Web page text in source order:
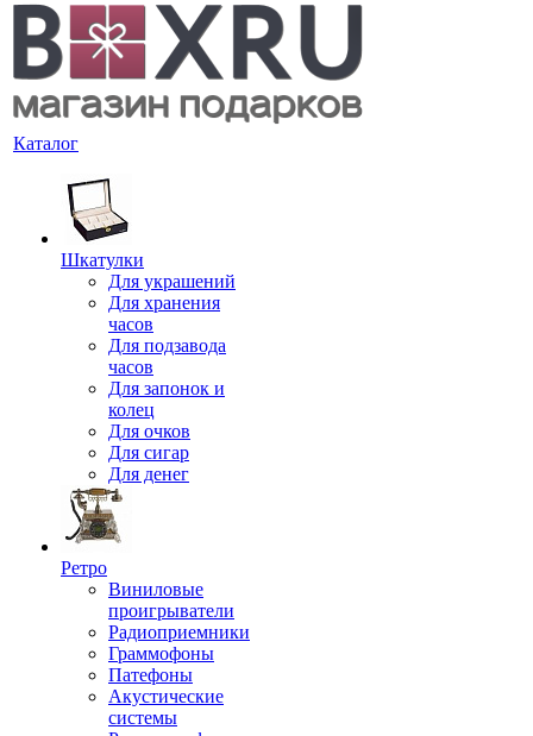
Каталог
Шкатулки
Для украшений
Для хранения
часов
Для подзавода
часов
Для запонок и
колец
Для очков
Для сигар
Для денег
Ретро
Виниловые
проигрыватели
Радиоприемники
Граммофоны
Патефоны
Акустические
системы